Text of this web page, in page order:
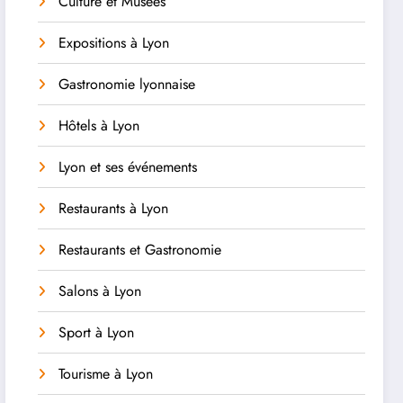
Expositions à Lyon
Gastronomie lyonnaise
Hôtels à Lyon
Lyon et ses événements
Restaurants à Lyon
Restaurants et Gastronomie
Salons à Lyon
Sport à Lyon
Tourisme à Lyon